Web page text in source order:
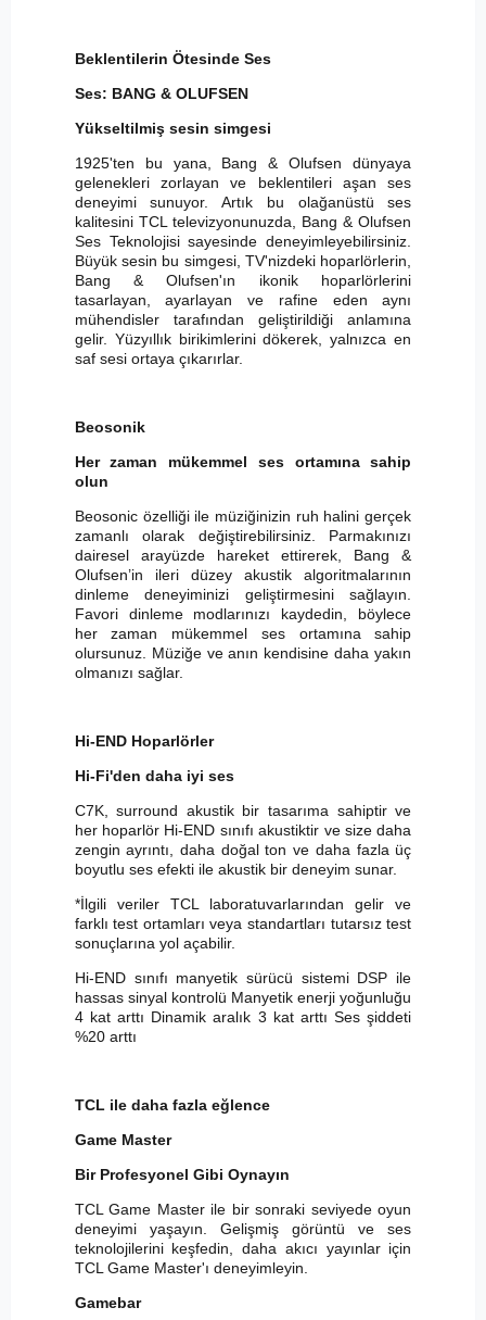
Beklentilerin Ötesinde Ses
Ses: BANG & OLUFSEN
Yükseltilmiş sesin simgesi
1925'ten bu yana, Bang & Olufsen dünyaya
gelenekleri zorlayan ve beklentileri aşan ses
deneyimi sunuyor. Artık bu olağanüstü ses
kalitesini TCL televizyonunuzda, Bang & Olufsen
Ses Teknolojisi sayesinde deneyimleyebilirsiniz.
Büyük sesin bu simgesi, TV'nizdeki hoparlörlerin,
Bang & Olufsen'ın ikonik hoparlörlerini
tasarlayan, ayarlayan ve rafine eden aynı
mühendisler tarafından geliştirildiği anlamına
gelir. Yüzyıllık birikimlerini dökerek, yalnızca en
saf sesi ortaya çıkarırlar.
Beosonik
Her zaman mükemmel ses ortamına sahip
olun
Beosonic özelliği ile müziğinizin ruh halini gerçek
zamanlı olarak değiştirebilirsiniz. Parmakınızı
dairesel arayüzde hareket ettirerek, Bang &
Olufsen’in ileri düzey akustik algoritmalarının
dinleme deneyiminizi geliştirmesini sağlayın.
Favori dinleme modlarınızı kaydedin, böylece
her zaman mükemmel ses ortamına sahip
olursunuz. Müziğe ve anın kendisine daha yakın
olmanızı sağlar.
Hi-END Hoparlörler
Hi-Fi'den daha iyi ses
C7K, surround akustik bir tasarıma sahiptir ve
her hoparlör Hi-END sınıfı akustiktir ve size daha
zengin ayrıntı, daha doğal ton ve daha fazla üç
boyutlu ses efekti ile akustik bir deneyim sunar.
*İlgili veriler TCL laboratuvarlarından gelir ve
farklı test ortamları veya standartları tutarsız test
sonuçlarına yol açabilir.
Hi-END sınıfı manyetik sürücü sistemi DSP ile
hassas sinyal kontrolü Manyetik enerji yoğunluğu
4 kat arttı Dinamik aralık 3 kat arttı Ses şiddeti
%20 arttı
TCL ile daha fazla eğlence
Game Master
Bir Profesyonel Gibi Oynayın
TCL Game Master ile bir sonraki seviyede oyun
deneyimi yaşayın. Gelişmiş görüntü ve ses
teknolojilerini keşfedin, daha akıcı yayınlar için
TCL Game Master'ı deneyimleyin.
Gamebar